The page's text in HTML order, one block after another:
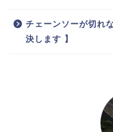
チェーンソーが切れ
決します 】